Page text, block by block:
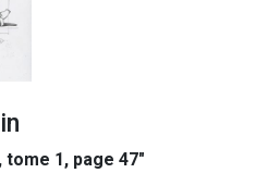
1, page 47"